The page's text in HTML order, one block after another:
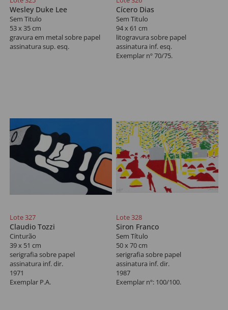
Wesley Duke Lee
Sem Titulo
53 x 35 cm
gravura em metal sobre papel
assinatura sup. esq.
Cícero Dias
Sem Titulo
94 x 61 cm
litogravura sobre papel
assinatura inf. esq.
Exemplar nº 70/75.
Lote 327
Claudio Tozzi
Cinturão
39 x 51 cm
serigrafia sobre papel
assinatura inf. dir.
1971
Exemplar P.A.
Lote 328
Siron Franco
Sem Título
50 x 70 cm
serigrafia sobre papel
assinatura inf. dir.
1987
Exemplar nº: 100/100.